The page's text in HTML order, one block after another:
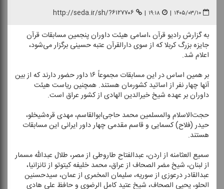
۱۴۰۵/۰۳/۱۰ | ۱۹:۱۸ | http://seda.ir/sh/?۶۱۲۷۷۰۶
به گزارش رادیو قرآن ،اسامی هیئت داوران پنجمین مسابقات قرآن
جایزه بزرگ كربلا كه از سوی دارالقرآن عتبه حسینی برگزار می‌شود،
اعلام شد.
بر همین اساس در این مسابقات مجموعاً ۱۶ داور حضور دارند كه از بین
آنها چهار نفر از اساتید كشورمان هستند. همچنین ریاست هیئت
داوران بر عهده شیخ خیرالدین الهادی از كشور عراق است.
حجت‌الاسلام والمسلمین محمد حاجی‌ابوالقاسم، مهدی قره‌شیخلو،
حیدر (فلاح) كسمایی و قاسم مقدمی چهار داور ایرانی این مسابقات
هستند.
سمیع العثامنه از اردن، عبدالفتاح طاروطی از مصر، طلال عبدالله مسمار
از لبنان، شیخ مضر الصحاف از عراق، محمد خلیفه كیتوتو از تانزانیا،
عبدالقادر درعوزی از سوریه، سلیمان المخمری از عمان، سیدحسنین
الحلو، یحیی الصحاف، شیخ عتید كامل الرضوی و حافظ علی هادی